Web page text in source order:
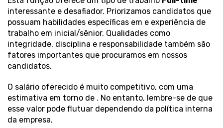
interessante e desafiador. Priorizamos candidatos que
possuam habilidades específicas em e experiência de
trabalho em inicial/sênior. Qualidades como
integridade, disciplina e responsabilidade também são
fatores importantes que procuramos em nossos
candidatos.
O salário oferecido é muito competitivo, com uma
estimativa em torno de . No entanto, lembre-se de que
esse valor pode flutuar dependendo da política interna
da empresa.